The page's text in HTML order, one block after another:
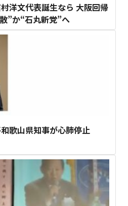
洋文代表誕生なら 大阪回帰
”か“石丸新党”へ
歌山県知事が心肺停止